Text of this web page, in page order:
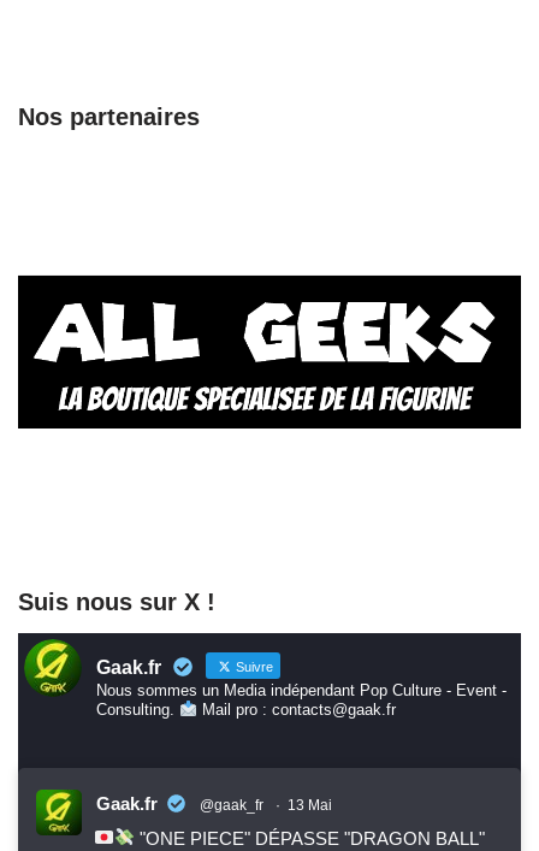
Nos partenaires
Suis nous sur X !
Gaak.fr Suivre
Nous sommes un Media indépendant Pop Culture - Event -
Consulting.
Mail pro : contacts@gaak.fr
Gaak.fr @gaak_fr · 13 Mai
"ONE PIECE" DÉPASSE "DRAGON BALL"